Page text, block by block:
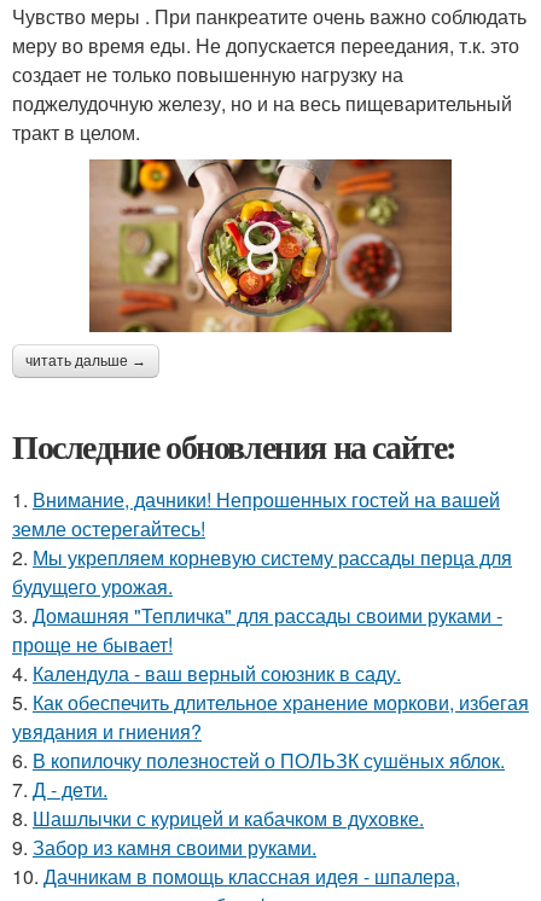
Чувство меры . При панкреатите очень важно соблюдать
меру во время еды. Не допускается переедания, т.к. это
создает не только повышенную нагрузку на
поджелудочную железу, но и на весь пищеварительный
тракт в целом.
читать дальше →
Последние обновления на сайте:
1. Внимание, дачники! Непрошенных гостей на вашей
земле остерегайтесь!
2. Мы укрепляем корневую систему рассады перца для
будущего урожая.
3. Домашняя "Тепличка" для рассады своими руками -
проще не бывает!
4. Календула - ваш верный союзник в саду.
5. Как обеспечить длительное хранение моркови, избегая
увядания и гниения?
6. В копилочку полезностей о ПОЛЬЗК сушёных яблок.
7. Д - дeти.
8. Шашлычки с курицей и кабачком в духовке.
9. Забор из камня своими руками.
10. Дачникам в помощь классная идея - шпалера,